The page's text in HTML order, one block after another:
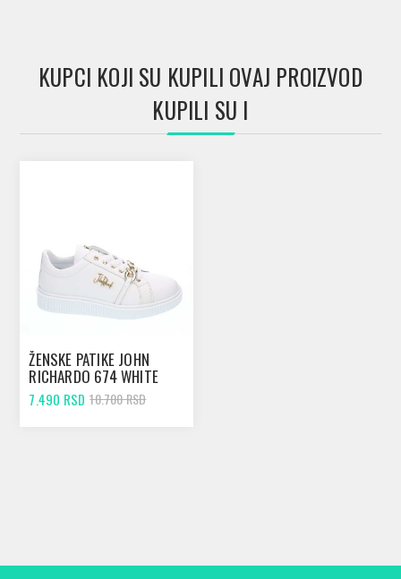
KUPCI KOJI SU KUPILI OVAJ PROIZVOD
KUPILI SU I
ŽENSKE PATIKE JOHN
RICHARDO 674 WHITE
7.490 RSD 10.700 RSD